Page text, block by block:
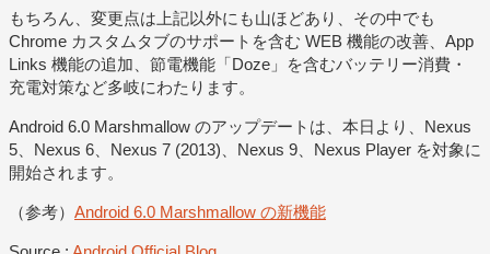
もちろん、変更点は上記以外にも山ほどあり、その中でも
Chrome カスタムタブのサポートを含む WEB 機能の改善、App
Links 機能の追加、節電機能「Doze」を含むバッテリー消費・
充電対策など多岐にわたります。
Android 6.0 Marshmallow のアップデートは、本日より、Nexus
5、Nexus 6、Nexus 7 (2013)、Nexus 9、Nexus Player を対象に
開始されます。
（参考） Android 6.0 Marshmallow の新機能